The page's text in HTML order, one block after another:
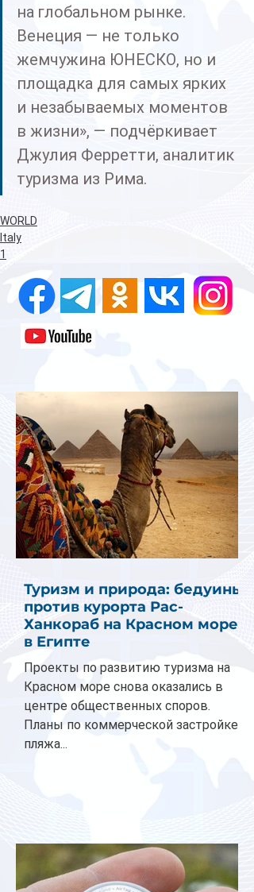
на глобальном рынке.
Венеция — не только
жемчужина ЮНЕСКО, но и
площадка для самых ярких
и незабываемых моментов
в жизни», — подчёркивает
Джулия Ферретти, аналитик
туризма из Рима.
WORLD
Italy
1
Туризм и природа: бедуины
против курорта Рас-
Ханкораб на Красном море
в Египте
Проекты по развитию туризма на
Красном море снова оказались в
центре общественных споров.
Планы по коммерческой застройке
пляжа...